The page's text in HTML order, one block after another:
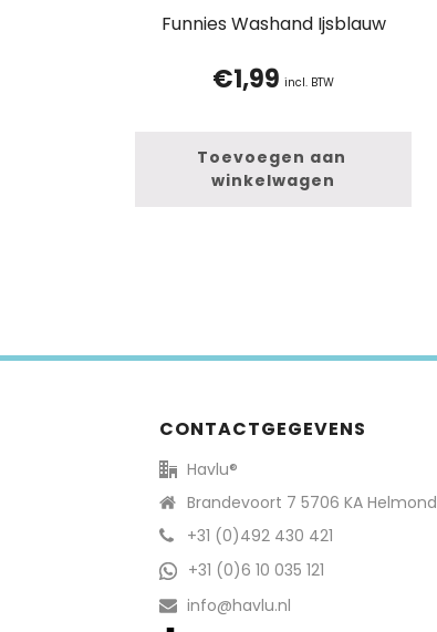
Funnies Washand Ijsblauw
€1,99 incl. BTW
Toevoegen aan
winkelwagen
CONTACTGEGEVENS
Havlu®
Brandevoort 7 5706 KA Helmond
+31 (0)492 430 421
+31 (0)6 10 035 121
info@havlu.nl